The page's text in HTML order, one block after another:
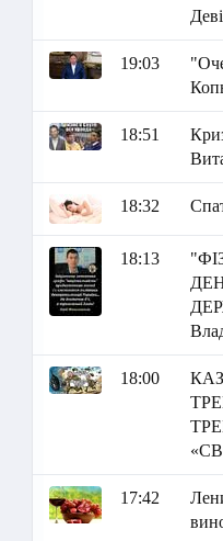
19:03
18:51
18:32
18:13
18:00
17:42